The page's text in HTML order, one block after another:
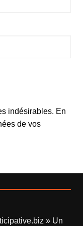
indésirables. En
de vos
» Un